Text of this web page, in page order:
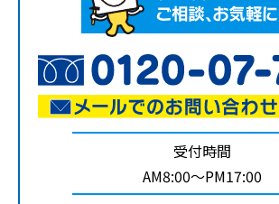
受付時間
AM8:00～PM17:00